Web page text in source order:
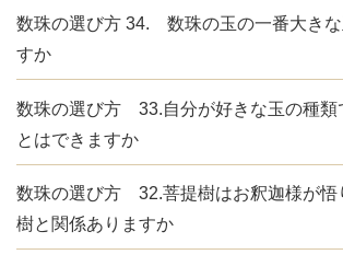
数珠の選び方 34. 数珠の玉の一番大きな
すか
数珠の選び方 33.自分が好きな玉の種類
とはできますか
数珠の選び方 32.菩提樹はお釈迦様が悟
樹と関係ありますか